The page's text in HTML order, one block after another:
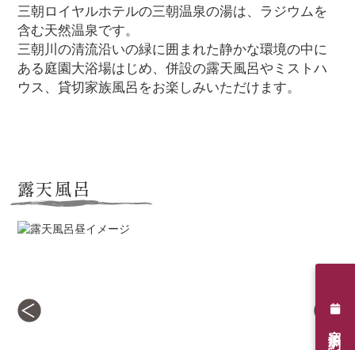
三朝ロイヤルホテルの三朝温泉の湯は、 ラジウムを
含む天然温泉です。
三朝川の清流沿いの緑に囲まれた静かな環境の中に
ある庭園大浴場はじめ、併設の露天風呂やミストハ
ウス、貸切家族風呂をお楽しみいただけます。
露天風呂